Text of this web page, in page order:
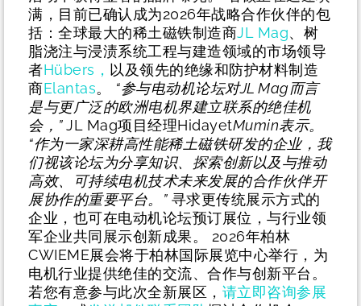
满，目前已确认成为2026年战略合作伙伴的包
括：全球最大的稀土磁铁制造商JL Mag、树
脂浇注与浸渍系统工程与建造领域的市场领导
者Hübers， 以及领先的绝缘和防护材料制造
商Elantas。
“参与电动机论坛对JL Mag而言
是与更广泛的欧洲电机界建立联系的绝佳机
会，”JL Mag项目经理HidayetMumin表示。
“作为一家深耕高性能稀土磁铁研发的企业，我
们视该论坛为分享知识、探索创新以及与推动
高效、可持续电机技术未来发展的合作伙伴开
展协作的重要平台。” 寻求更传统展示方式的
企业，也可在电动机论坛预订展位，与行业领
军企业共同展示创新成果。
2026年柏林
CWIEME展会将于柏林国际展览中心举行，为
电机行业提供绝佳的交流、合作与创新平台。
若您有意参与此次全新展区， 请立即咨询参展